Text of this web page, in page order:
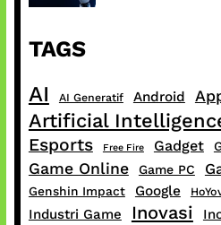
TAGS
AI AI Generatif Android
Artificial
Esports Free Fire Gadget
Game Online Game PC
Genshin Impact Google
Industri Game Inovasi